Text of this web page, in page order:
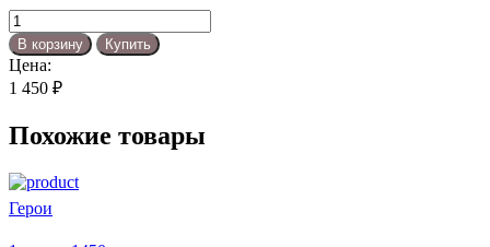
Количество
товара
Камуфляж
В корзину Купить
Цена:
1 450 ₽
Похожие товары
Герои